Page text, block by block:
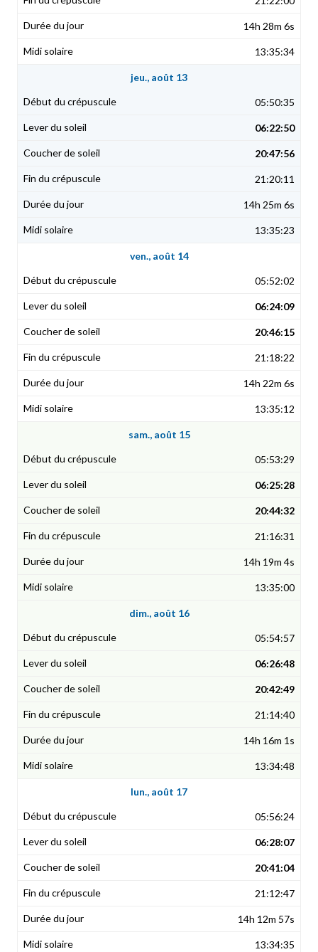
14h 28m 6s
13:35:34
jeu., août 13
05:50:35
06:22:50
20:47:56
21:20:11
14h 25m 6s
13:35:23
ven., août 14
05:52:02
06:24:09
20:46:15
21:18:22
14h 22m 6s
13:35:12
sam., août 15
05:53:29
06:25:28
20:44:32
21:16:31
14h 19m 4s
13:35:00
dim., août 16
05:54:57
06:26:48
20:42:49
21:14:40
14h 16m 1s
13:34:48
lun., août 17
05:56:24
06:28:07
20:41:04
21:12:47
14h 12m 57s
13:34:35